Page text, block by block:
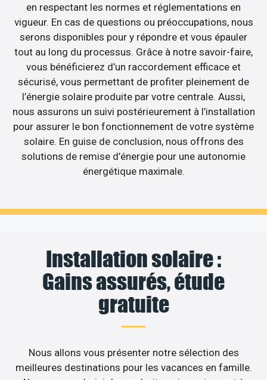
en respectant les normes et réglementations en
vigueur. En cas de questions ou préoccupations, nous
serons disponibles pour y répondre et vous épauler
tout au long du processus. Grâce à notre savoir-faire,
vous bénéficierez d’un raccordement efficace et
sécurisé, vous permettant de profiter pleinement de
l’énergie solaire produite par votre centrale. Aussi,
nous assurons un suivi postérieurement à l’installation
pour assurer le bon fonctionnement de votre système
solaire. En guise de conclusion, nous offrons des
solutions de remise d’énergie pour une autonomie
énergétique maximale.
Installation solaire :
Gains assurés, étude
gratuite
Nous allons vous présenter notre sélection des
meilleures destinations pour les vacances en famille.